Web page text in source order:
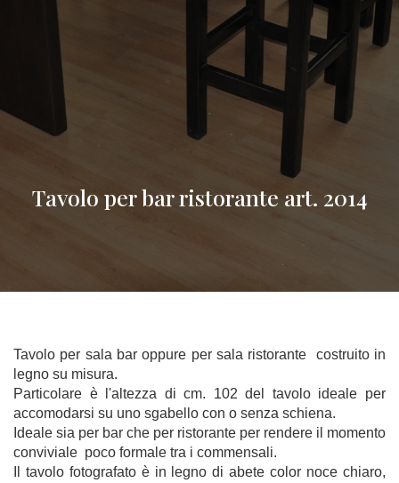
Tavolo per bar ristorante art. 2014
Tavolo per sala bar oppure per sala ristorante costruito in
legno su misura.
Particolare è l'altezza di cm. 102 del tavolo ideale per
accomodarsi su uno sgabello con o senza schiena.
Ideale sia per bar che per ristorante per rendere il momento
conviviale poco formale tra i commensali.
Il tavolo fotografato è in legno di abete color noce chiaro,